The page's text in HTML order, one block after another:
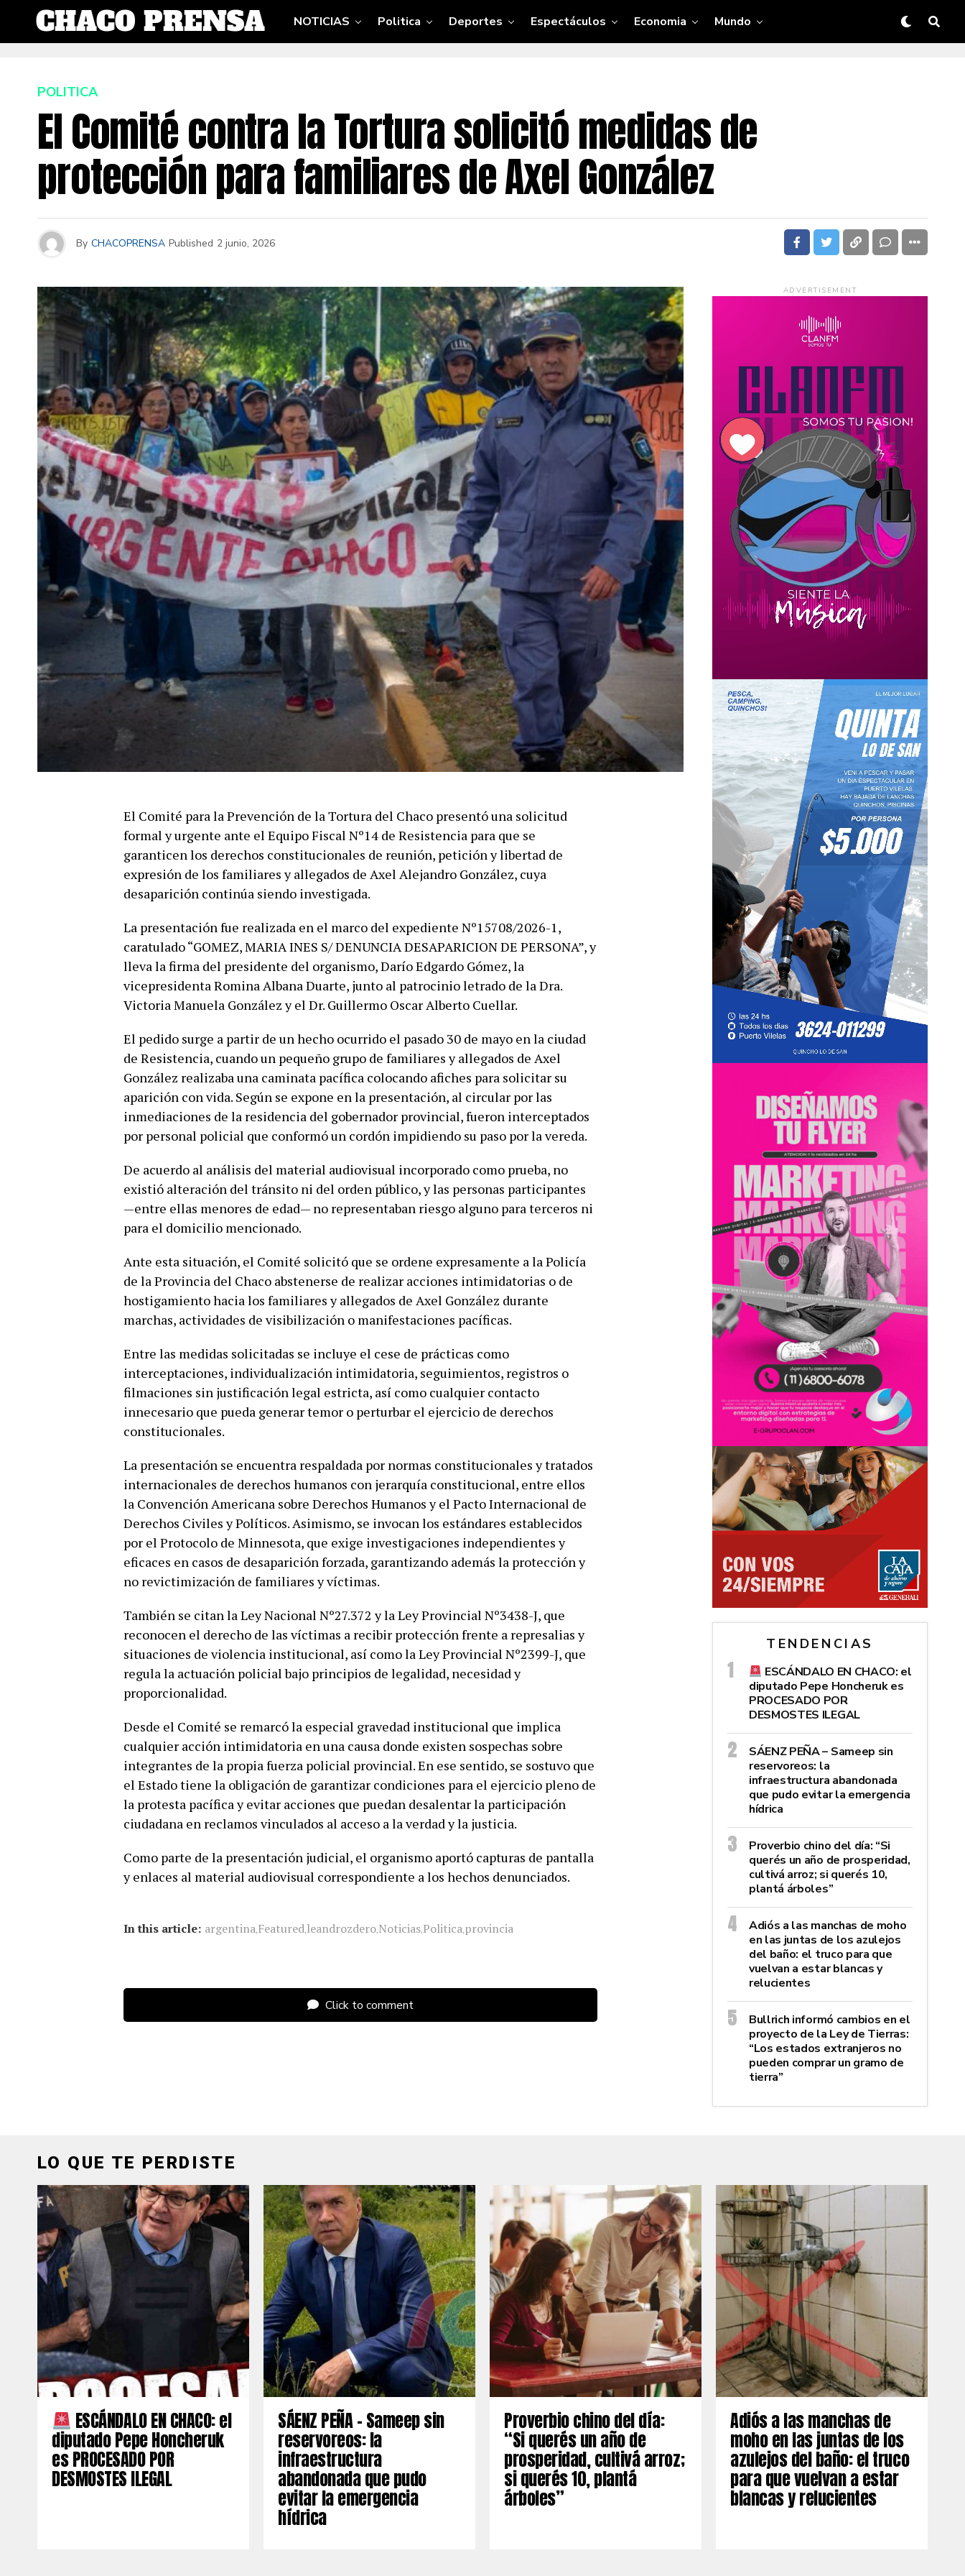
NOTICIAS Politica Deportes Espectáculos Economia Mundo
POLITICA
El Comité contra la Tortura solicitó medidas de
protección para familiares de Axel González
By CHACOPRENSA Published 2 junio, 2026
El Comité para la Prevención de la Tortura del Chaco presentó una solicitud
formal y urgente ante el Equipo Fiscal Nº14 de Resistencia para que se
garanticen los derechos constitucionales de reunión, petición y libertad de
expresión de los familiares y allegados de Axel Alejandro González, cuya
desaparición continúa siendo investigada.
La presentación fue realizada en el marco del expediente Nº15708/2026-1,
caratulado “GOMEZ, MARIA INES S/ DENUNCIA DESAPARICION DE PERSONA”, y
lleva la firma del presidente del organismo, Darío Edgardo Gómez, la
vicepresidenta Romina Albana Duarte, junto al patrocinio letrado de la Dra.
Victoria Manuela González y el Dr. Guillermo Oscar Alberto Cuellar.
El pedido surge a partir de un hecho ocurrido el pasado 30 de mayo en la ciudad
de Resistencia, cuando un pequeño grupo de familiares y allegados de Axel
González realizaba una caminata pacífica colocando afiches para solicitar su
aparición con vida. Según se expone en la presentación, al circular por las
inmediaciones de la residencia del gobernador provincial, fueron interceptados
por personal policial que conformó un cordón impidiendo su paso por la vereda.
De acuerdo al análisis del material audiovisual incorporado como prueba, no
existió alteración del tránsito ni del orden público, y las personas participantes
—entre ellas menores de edad— no representaban riesgo alguno para terceros ni
para el domicilio mencionado.
Ante esta situación, el Comité solicitó que se ordene expresamente a la Policía
de la Provincia del Chaco abstenerse de realizar acciones intimidatorias o de
hostigamiento hacia los familiares y allegados de Axel González durante
marchas, actividades de visibilización o manifestaciones pacíficas.
Entre las medidas solicitadas se incluye el cese de prácticas como
interceptaciones, individualización intimidatoria, seguimientos, registros o
filmaciones sin justificación legal estricta, así como cualquier contacto
innecesario que pueda generar temor o perturbar el ejercicio de derechos
constitucionales.
La presentación se encuentra respaldada por normas constitucionales y tratados
internacionales de derechos humanos con jerarquía constitucional, entre ellos
la Convención Americana sobre Derechos Humanos y el Pacto Internacional de
Derechos Civiles y Políticos. Asimismo, se invocan los estándares establecidos
por el Protocolo de Minnesota, que exige investigaciones independientes y
eficaces en casos de desaparición forzada, garantizando además la protección y
no revictimización de familiares y víctimas.
También se citan la Ley Nacional Nº27.372 y la Ley Provincial Nº3438-J, que
reconocen el derecho de las víctimas a recibir protección frente a represalias y
situaciones de violencia institucional, así como la Ley Provincial Nº2399-J, que
regula la actuación policial bajo principios de legalidad, necesidad y
proporcionalidad.
Desde el Comité se remarcó la especial gravedad institucional que implica
cualquier acción intimidatoria en una causa donde existen sospechas sobre
integrantes de la propia fuerza policial provincial. En ese sentido, se sostuvo que
el Estado tiene la obligación de garantizar condiciones para el ejercicio pleno de
la protesta pacífica y evitar acciones que puedan desalentar la participación
ciudadana en reclamos vinculados al acceso a la verdad y la justicia.
Como parte de la presentación judicial, el organismo aportó capturas de pantalla
y enlaces al material audiovisual correspondiente a los hechos denunciados.
In this article: argentina,Featured,leandrozdero,Noticias,Politica,provincia
Click to comment
ADVERTISEMENT
TENDENCIAS
ESCÁNDALO EN CHACO: el
diputado Pepe Honcheruk es
PROCESADO POR
DESMOSTES ILEGAL
SÁENZ PEÑA – Sameep sin
reservoreos: la
infraestructura abandonada
que pudo evitar la emergencia
hídrica
Proverbio chino del día: “Si
querés un año de prosperidad,
cultivá arroz; si querés 10,
plantá árboles”
Adiós a las manchas de moho
en las juntas de los azulejos
del baño: el truco para que
vuelvan a estar blancas y
relucientes
Bullrich informó cambios en el
proyecto de la Ley de Tierras:
“Los estados extranjeros no
pueden comprar un gramo de
tierra”
LO QUE TE PERDISTE
ESCÁNDALO EN CHACO: el
diputado Pepe Honcheruk
es PROCESADO POR
DESMOSTES ILEGAL
SÁENZ PEÑA – Sameep sin
reservoreos: la
infraestructura
abandonada que pudo
evitar la emergencia
hídrica
Proverbio chino del día:
“Si querés un año de
prosperidad, cultivá arroz;
si querés 10, plantá
árboles”
Adiós a las manchas de
moho en las juntas de los
azulejos del baño: el truco
para que vuelvan a estar
blancas y relucientes